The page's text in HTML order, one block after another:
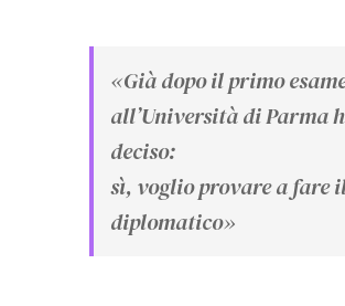
«Già dopo il primo
all’Università di Parma
deciso:
sì, voglio provare a fare
diplomatico»